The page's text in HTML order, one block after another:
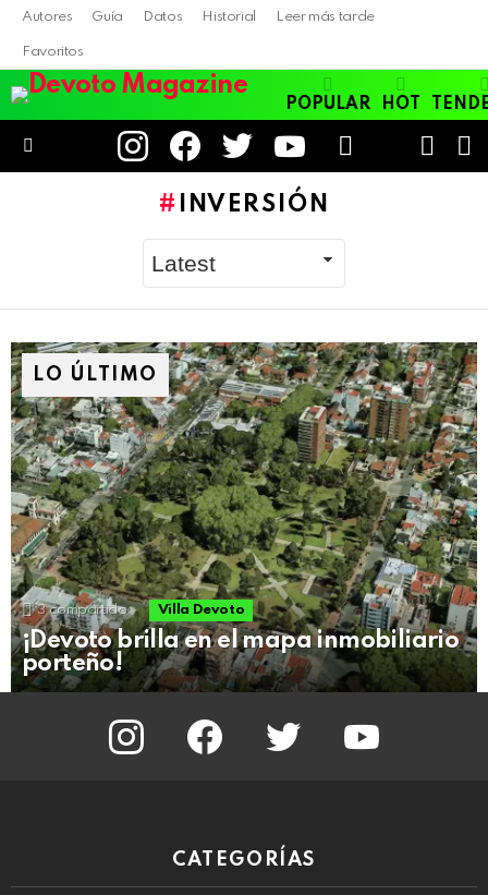
Autores Guía Datos Historial Leer más tarde
Favoritos
POPULAR HOT
instagramfacebooktwitter youtube
SKIN
INVERSIÓN
LO ÚLTIMO
3 compartido Villa Devoto
¡Devoto brilla en el mapa inmobiliario
porteño!
instagram facebook twitter
CATEGORÍAS